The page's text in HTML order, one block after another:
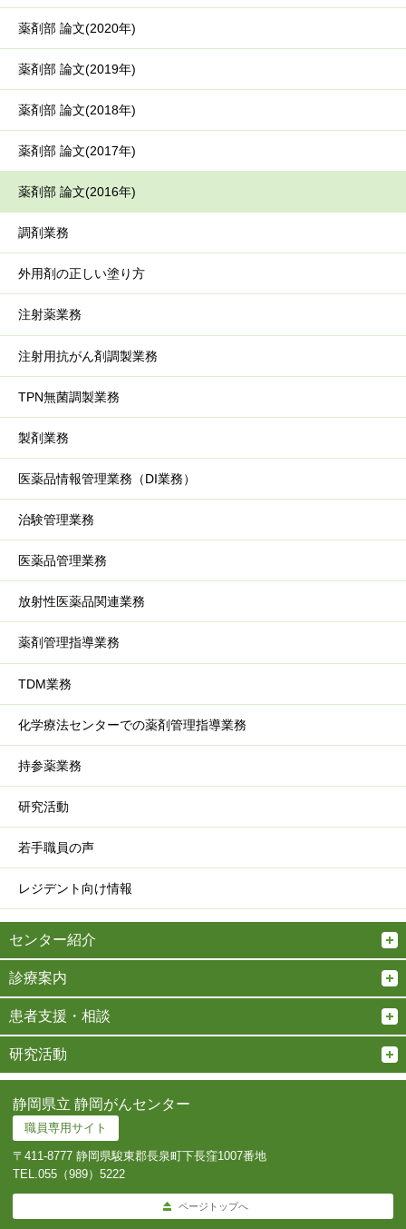
薬剤部 論文(2020年)
薬剤部 論文(2019年)
薬剤部 論文(2018年)
薬剤部 論文(2017年)
薬剤部 論文(2016年)
調剤業務
外用剤の正しい塗り方
注射薬業務
注射用抗がん剤調製業務
TPN無菌調製業務
製剤業務
医薬品情報管理業務（DI業務）
治験管理業務
医薬品管理業務
放射性医薬品関連業務
薬剤管理指導業務
TDM業務
化学療法センターでの薬剤管理指導業務
持参薬業務
研究活動
若手職員の声
レジデント向け情報
センター紹介
診療案内
患者支援・相談
研究活動
静岡県立 静岡がんセンター
職員専用サイト
〒411-8777 静岡県駿東郡長泉町下長窪1007番地
TEL. 055（989）5222
ページトップへ